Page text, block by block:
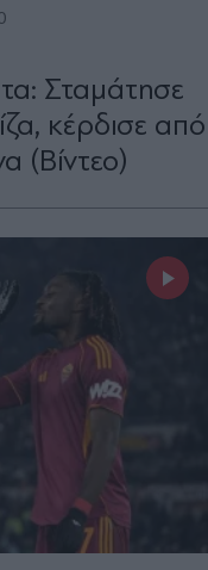
Σταμάτησε
κέρδισε από
(Βίντεο)